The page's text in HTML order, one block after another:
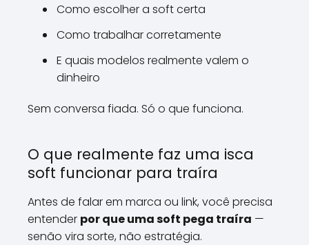
Como escolher a soft certa
Como trabalhar corretamente
E quais modelos realmente valem o
dinheiro
Sem conversa fiada. Só o que funciona.
O que realmente faz uma isca
soft funcionar para traíra
Antes de falar em marca ou link, você precisa
entender por que uma soft pega traíra —
senão vira sorte, não estratégia.